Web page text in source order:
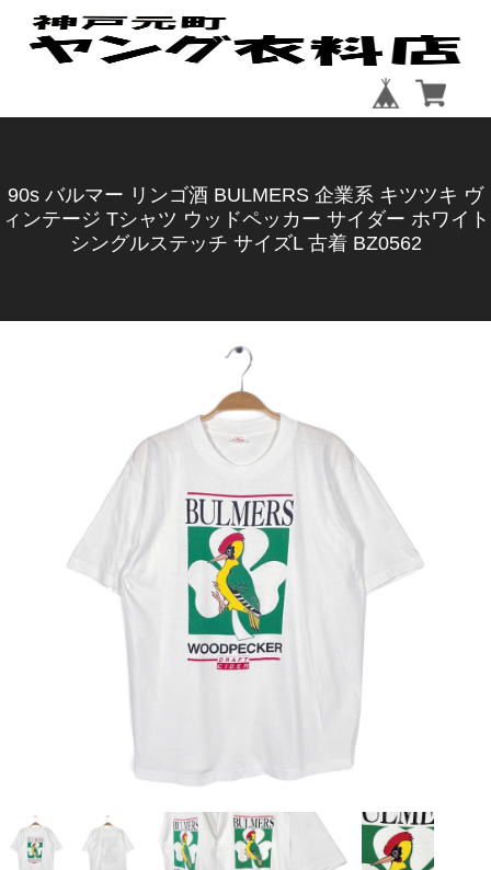
90s バルマー リンゴ酒 BULMERS 企業系 キツツキ ヴ
ィンテージ Tシャツ ウッドペッカー サイダー ホワイト
シングルステッチ サイズL 古着 BZ0562